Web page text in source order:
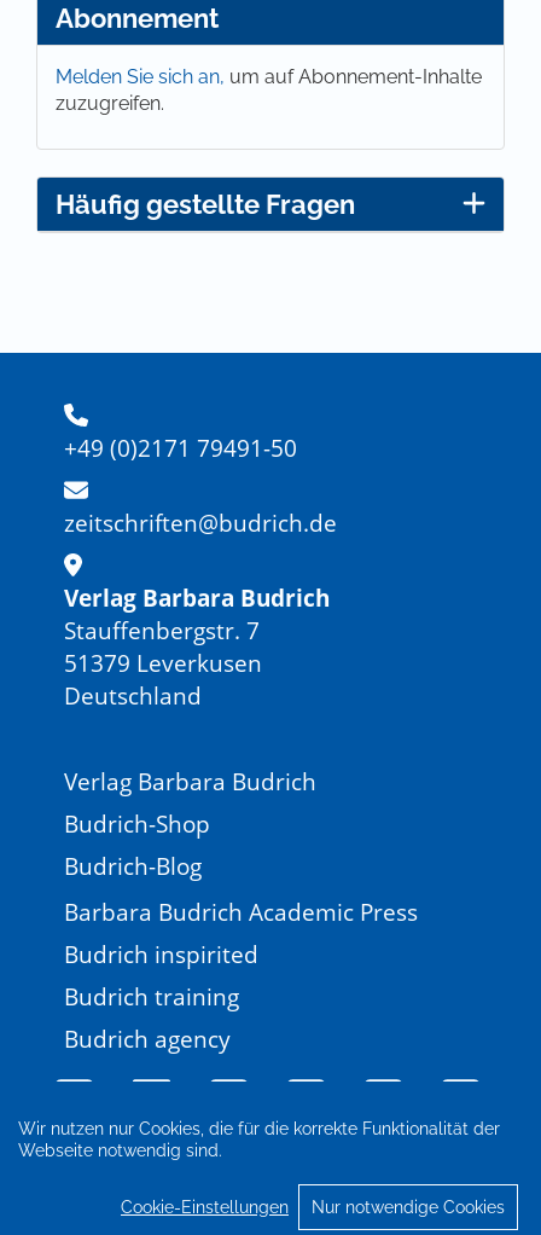
Wir nutzen nur Cookies, die für die korrekte Funktionalität der
Webseite notwendig sind.
Cookie-Einstellungen Nur notwendige Cookies
Abonnement
Melden Sie sich an, um auf Abonnement-Inhalte
zuzugreifen.
Häufig gestellte Fragen
+49 (0)2171 79491-50
zeitschriften@budrich.de
Verlag Barbara Budrich
Stauffenbergstr. 7
51379 Leverkusen
Deutschland
Verlag Barbara Budrich
Budrich-Shop
Budrich-Blog
Barbara Budrich Academic Press
Budrich inspirited
Budrich training
Budrich agency
Impressum
Datenschutz
Cookie-Einstellungen